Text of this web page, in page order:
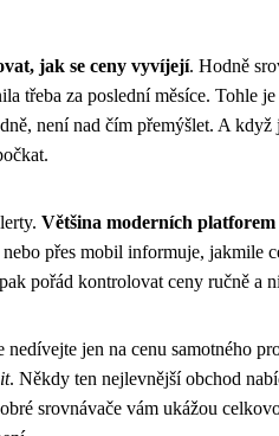
jak se ceny vyvíjejí. Hodně
třeba za poslední měsíce. Tohle
není nad čím přemýšlet. A
Většina moderních
přes mobil informuje, jakmile
pořád kontrolovat ceny ručně a
jen na cenu samotného
. Někdy ten nejlevnější obchod
srovnávače vám ukážou